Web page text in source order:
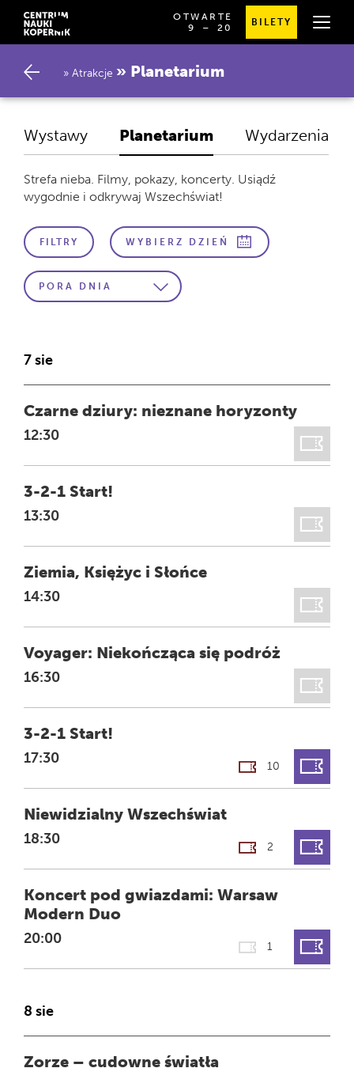
OTWARTE
OD
20:00
9 ⁠–⁠ 20
SPRAWDŹ
SZCZEGÓŁOWE
BILETY
Atrakcje Planetarium
Wystawy Planetarium Wydarzenia
Strefa nieba. Filmy, pokazy, koncerty. Usiądź
wygodnie i odkrywaj Wszechświat!
FILTRY WYBIERZ DZIEŃ
Wybierz
poręPORA DNIA
wydarzeń
7 sie
GODZINA
12:30
FILM
Czarne dziury: nieznane horyzonty
GODZINA
13:30
FILM
3-2-1 Start!
GODZINA
14:30
FILM
Ziemia, Księżyc i Słońce
GODZINA
16:30
FILM
Voyager: Niekończąca się podróż
GODZINA
17:30
FILM
3-2-1 Start!
10
GODZINA
18:30
FILM
Niewidzialny Wszechświat
2
GODZINA
20:00
[CATEGORY]
Koncert pod gwiazdami: Warsaw
Modern Duo
1
8 sie
FILM
Zorze – cudowne światła